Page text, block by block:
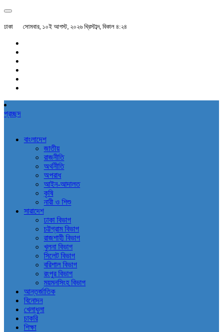
ঢাকা সোমবার, ১০ই আগস্ট, ২০২৬ খ্রিস্টাব্দ, বিকাল ৪:২৪
প্রচ্ছদ
বাংলাদেশ
জাতীয়
রাজনীতি
অর্থনীতি
অপরাধ
আইন-আদালত
কৃষি
নারী ও শিশু
সারাদেশ
ঢাকা বিভাগ
চট্টগ্রাম বিভাগ
রাজশাহী বিভাগ
খুলনা বিভাগ
সিলেট বিভাগ
বরিশাল বিভাগ
রংপুর বিভাগ
ময়মনসিংহ বিভাগ
আন্তর্জাতিক
বিনোদন
খেলাধুলা
চাকরি
শিক্ষা